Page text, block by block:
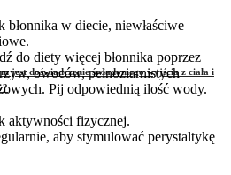
jest doświadczenie świadomego wyjścia z ciała i
błonnika w diecie, niewłaściwe
do diety więcej błonnika poprzez
owoców, pełnoziarnistych
Pij odpowiednią ilość wody.
aktywności fizycznej.
aby stymulować perystaltykę